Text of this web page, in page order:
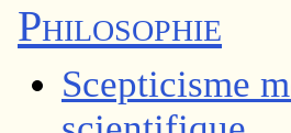
Philosophie
Scepticisme